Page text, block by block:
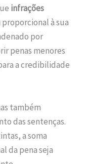
infrações
à sua
por
penas menores
a credibilidade
também
das sentenças.
a soma
da pena seja